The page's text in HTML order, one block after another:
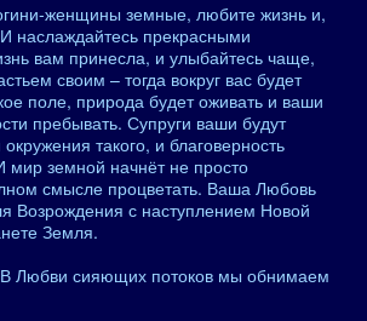
женщины земные, любите жизнь и,
наслаждайтесь прекрасными
вам принесла, и улыбайтесь чаще,
своим – тогда вокруг вас будет
поле, природа будет оживать и ваши
пребывать. Супруги ваши будут
такого, и благоверность
мир земной начнёт не просто
смысле процветать. Ваша Любовь
Возрождения с наступлением Новой
Земля.
В Любви сияющих потоков мы обнимаем